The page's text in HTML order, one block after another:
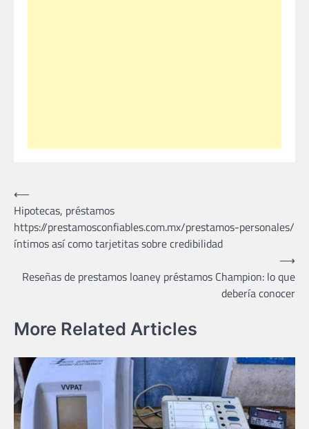
Post
navigation
⟵
Hipotecas, préstamos
https://prestamosconfiables.com.mx/prestamos-personales/
íntimos así­ como tarjetitas sobre credibilidad
Reseñas de prestamos loaney préstamos Champion: lo que
debería conocer
⟶
More Related Articles